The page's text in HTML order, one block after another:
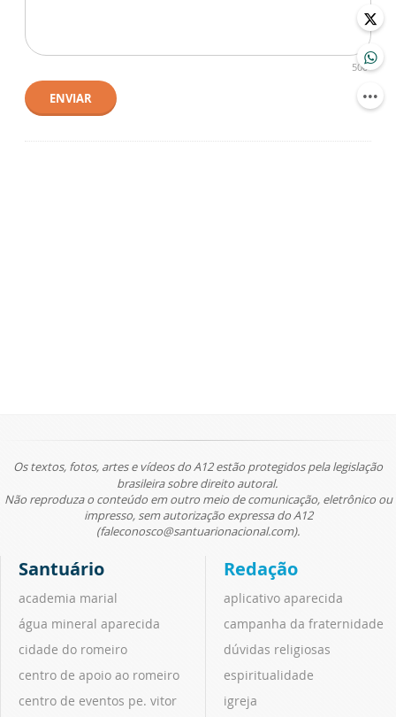
500
ENVIAR
Os textos, fotos, artes e vídeos do A12 estão protegidos pela legislação
brasileira sobre direito autoral.
Não reproduza o conteúdo em outro meio de comunicação, eletrônico ou
impresso, sem autorização expressa do A12
(faleconosco@santuarionacional.com).
Santuário
academia marial
água mineral aparecida
cidade do romeiro
centro de apoio ao romeiro
centro de eventos pe. vitor
Redação
aplicativo aparecida
campanha da fraternidade
dúvidas religiosas
espiritualidade
igreja